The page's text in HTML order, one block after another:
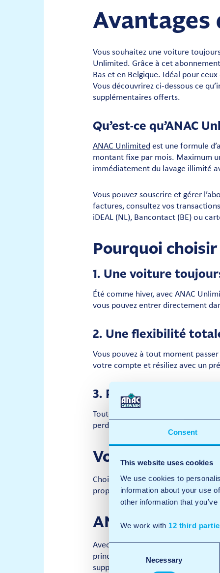
Consent
This website uses cookies
We use cookies to
information about your use
other information that
We work with 12 third
Consent
Selection
Necessary
Avantages
Vous souhaitez une voiture
Unlimited. Grâce à cet
Bas et en Belgique. Idéal pour
Vous découvrirez ci-dessous ce
supplémentaires offerts.
Qu’est-ce qu’ANAC
ANAC Unlimitedest une formule
montant fixe par mois. Maximum
immédiatement du lavage illimité
Vous pouvez souscrire et gérer
factures, consultez vos
iDEAL (NL), Bancontact (BE) ou
Pourquoi
1. Une voiture
Été comme hiver, avec ANAC
vous pouvez entrer directement
2. Une flexibilité
Vous pouvez à tout moment
votre compte et résiliez avec un
3. Plus de confort et
Toutes les informations
perdus ou de factures papier :
Voulez-vous
Choisissez l’abonnement ANAC
propre.Inscrivez-vous et
ANAC
Avec ANAC Unlimited Together,
principal gère le groupe et paie
supplémentaire donne droit à une